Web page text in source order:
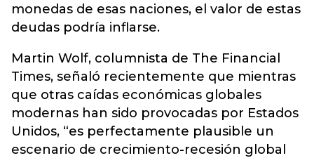
monedas de esas naciones, el valor de estas
deudas podría inflarse.
Martin Wolf, columnista de The Financial
Times, señaló recientemente que mientras
que otras caídas económicas globales
modernas han sido provocadas por Estados
Unidos, “es perfectamente plausible un
escenario de crecimiento-recesión global